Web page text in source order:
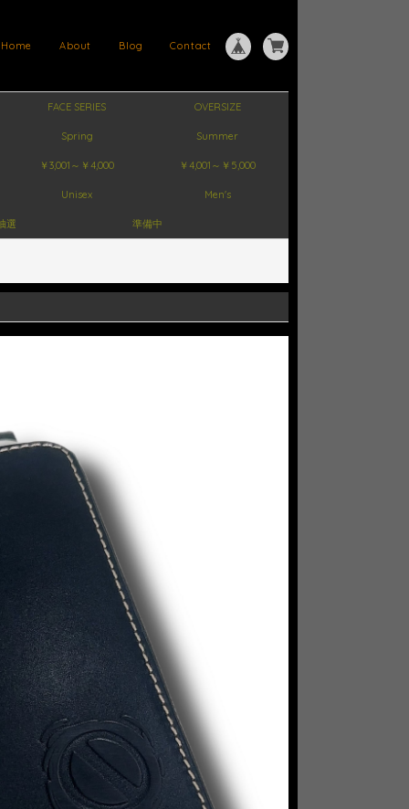
Contact
Blog
About
Home
FACE SERIES OVERSIZE
Spring Summer
￥3,001～￥4,000 ￥4,001～￥5,000
Unisex Men's
選 準備中